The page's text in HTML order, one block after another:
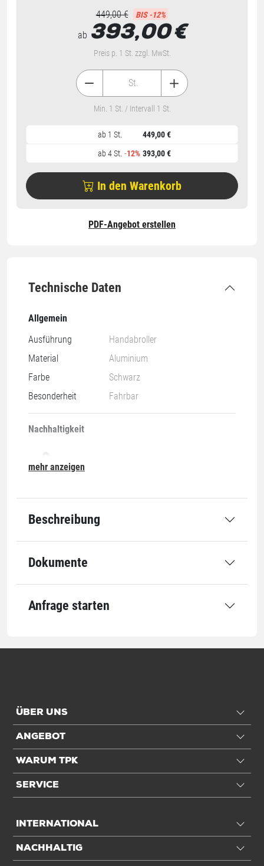
Technische Daten
Allgemein
Ausführung
Handabroller
Material
Aluminium
Farbe
Schwarz
Besonderheit
Fahrbar
Nachhaltigkeit
07-O
Für Rollenbreite
Alle Angaben ohne Gewähr, Druckfehler vorbehalten.
mehr anzeigen
Beschreibung
Dokumente
Anfrage starten
449,00 € BIS -12%
ab 393,00€
Preis p. 1 St. zzgl. MwSt.
ab 1 St.
449,00 €
ab 4 St. -12% 393,00 €
St.
Min. 1 St. / Intervall 1 St.
In den Warenkorb
PDF-Angebot erstellen
ÜBER UNS
ANGEBOT
WARUM TPK
SERVICE
INTERNATIONAL
NACHHALTIG